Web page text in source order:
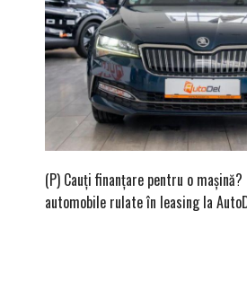
(P) Cauți finanțare pentru o mașină?
automobile rulate în leasing la